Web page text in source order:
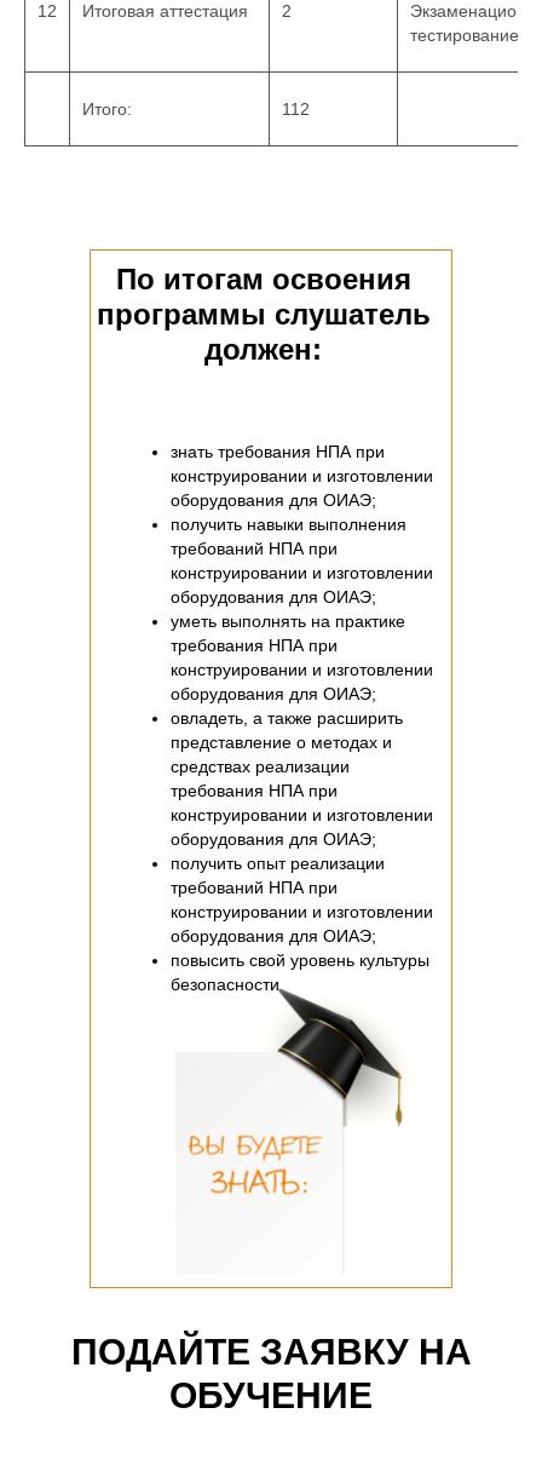
12 Итоговая аттестация 2
тестирование
Итого: 112
знать требования НПА при
конструировании и изготовлении
оборудования для ОИАЭ;
получить навыки выполнения
требований НПА при
конструировании и изготовлении
оборудования для ОИАЭ;
уметь выполнять на практике
требования НПА при
конструировании и изготовлении
оборудования для ОИАЭ;
овладеть, а также расширить
представление о методах и
средствах реализации
требования НПА при
конструировании и изготовлении
оборудования для ОИАЭ;
получить опыт реализации
требований НПА при
конструировании и изготовлении
оборудования для ОИАЭ;
повысить свой уровень культуры
безопасности.
По итогам освоения
программы слушатель
должен:
ПОДАЙТЕ ЗАЯВКУ НА
ОБУЧЕНИЕ